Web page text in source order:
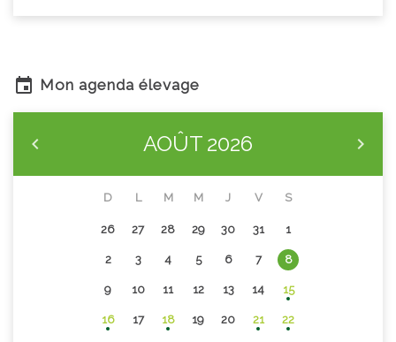
Mon agenda élevage
AOÛT 2026
D L M M J V S
26 27 28 29 30 31 1
2 3 4 5 6 7 8
9 10 11 12 13 14 15
16 17 18 19 20 21 22